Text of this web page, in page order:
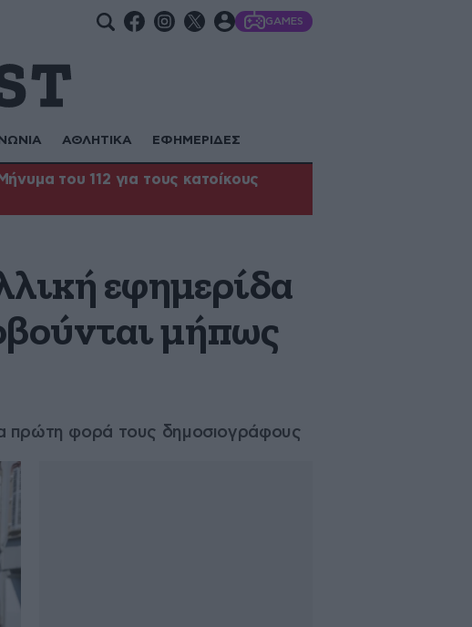
GAMES
ΑΘΛΗΤΙΚΑ ΕΦΗΜΕΡΙΔΕΣ
του 112 για τους κατοίκους
εφημερίδα
μήπως
πρώτη φορά τους δημοσιογράφους